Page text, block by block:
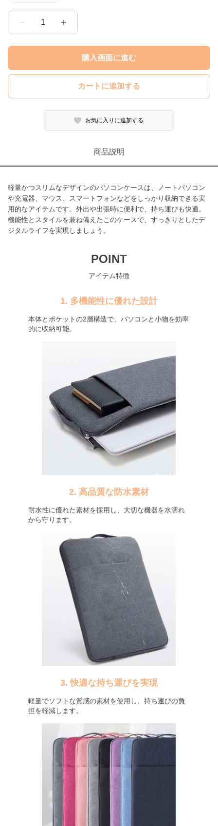
1
購入画面に進む
カートに追加する
お気に入りに追加する
商品説明
軽量かつスリムなデザインのパソコンケースは、ノートパソコン
や充電器、マウス、スマートフォンなどをしっかり収納できる実
用的なアイテムです。外出や出張時に便利で、持ち運びも快適。
機能性とスタイルを兼ね備えたこのケースで、すっきりとしたデ
ジタルライフを実現しましょう。
POINT
アイテム特徴
1. 多機能性に優れた設計
本体とポケットの2層構造で、パソコンと小物を効率
的に収納可能。
2. 高品質な防水素材
耐水性に優れた素材を採用し、大切な機器を水濡れ
から守ります。
3. 快適な持ち運びを実現
軽量でソフトな質感の素材を使用し、持ち運びの負
担を軽減します。